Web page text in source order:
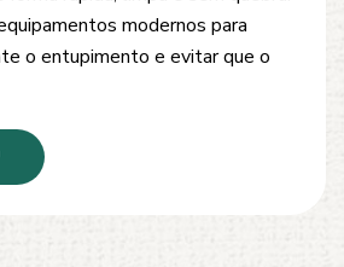
Utilizamos equipamentos
seguras que garantem um
sem danos à estrutura.